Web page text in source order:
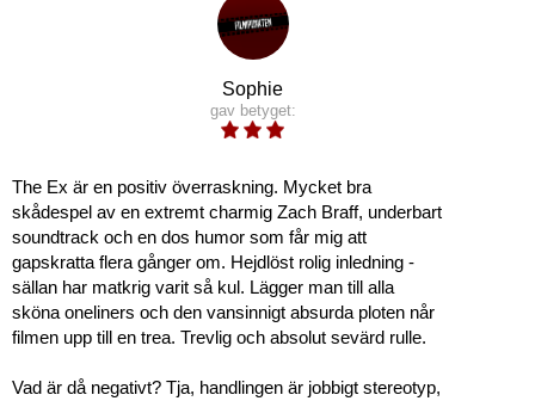
Sophie
gav betyget:
The Ex är en positiv överraskning. Mycket bra
skådespel av en extremt charmig Zach Braff, underbart
soundtrack och en dos humor som får mig att
gapskratta flera gånger om. Hejdlöst rolig inledning -
sällan har matkrig varit så kul. Lägger man till alla
sköna oneliners och den vansinnigt absurda ploten når
filmen upp till en trea. Trevlig och absolut sevärd rulle.
Vad är då negativt? Tja, handlingen är jobbigt stereotyp,